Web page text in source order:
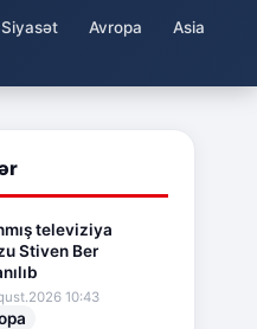
Siyasət Avropa
Asia
televiziya
Stiven Ber
10:43